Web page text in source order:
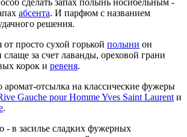
сделать запах полынь носибельным -
абсента. И парфюм с названием
решения.
просто сухой горькой полыни он
слаще за счет лаванды, ореховой грани
корок и ревеня.
аромат-отсылка на классические фужеры
Gauche pour Homme Yves Saint Laurent и
.
- в засилье сладких фужерных